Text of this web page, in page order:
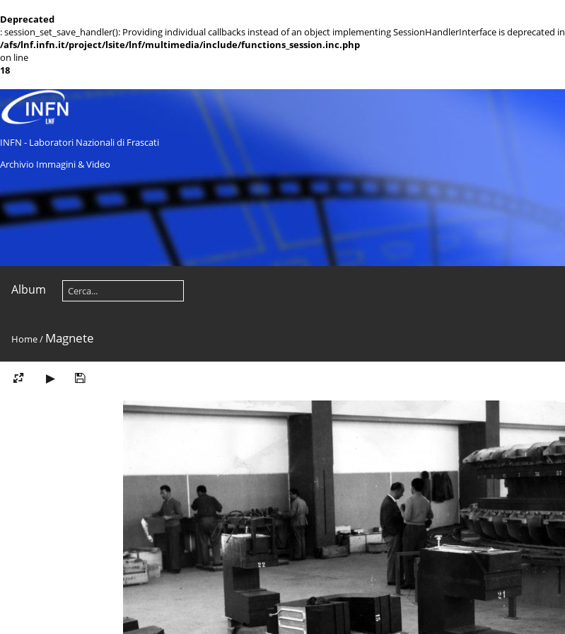
Deprecated
: session_set_save_handler(): Providing individual callbacks instead of an object implementing SessionHandlerInterface is deprecated in
/afs/lnf.infn.it/project/lsite/lnf/multimedia/include/functions_session.inc.php
on line
18
INFN - Laboratori Nazionali di Frascati
Archivio Immagini & Video
Album
Home/ Magnete